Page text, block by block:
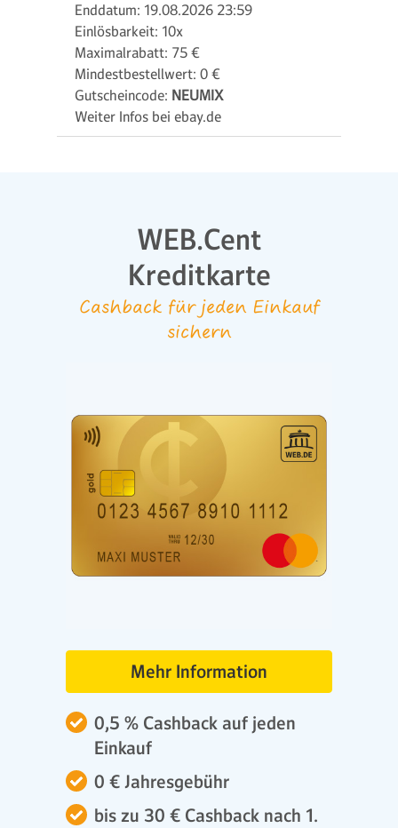
Enddatum: 19.08.2026 23:59
Einlösbarkeit: 10x
Maximalrabatt: 75 €
Mindestbestellwert: 0 €
Gutscheincode: NEUMIX
Weiter Infos bei ebay.de
WEB.Cent
Kreditkarte
Cashback für jeden Einkauf
sichern
0,5 % Cashback auf jeden
Einkauf
0 € Jahresgebühr
bis zu 30 € Cashback nach 1.
Mehr Information